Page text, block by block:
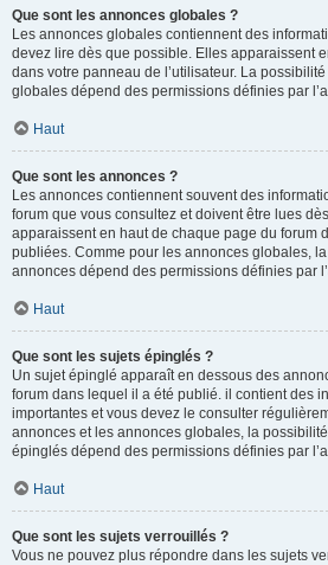
Que sont les annonces globales ?
Les annonces globales contiennent des
devez lire dès que possible. Elles apparaissent
dans votre panneau de l’utilisateur. La
globales dépend des permissions définies par
Haut
Que sont les annonces ?
Les annonces contiennent souvent des
forum que vous consultez et doivent être lues
apparaissent en haut de chaque page du forum
publiées. Comme pour les annonces globales,
annonces dépend des permissions définies par
Haut
Que sont les sujets épinglés ?
Un sujet épinglé apparaît en dessous des
forum dans lequel il a été publié. il contient des
importantes et vous devez le consulter
annonces et les annonces globales, la
épinglés dépend des permissions définies par
Haut
Que sont les sujets verrouillés ?
Vous ne pouvez plus répondre dans les sujets